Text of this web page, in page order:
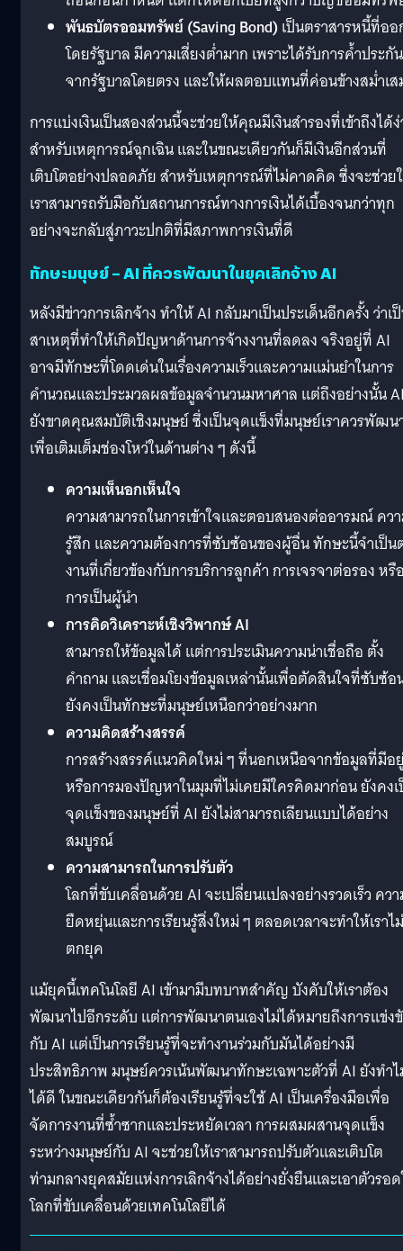
พันธบัตรออมทรัพย์ (Saving Bond)เป็นตราสารหนี้ที่อ
โดยรัฐบาล มีความเสี่ยงต่ำมาก เพราะได้รับการค้ำประกัน
จากรัฐบาลโดยตรง และให้ผลตอบแทนที่ค่อนข้างสม่ำเ
การแบ่งเงินเป็นสองส่วนนี้จะช่วยให้คุณมีเงินสำรองที่เข้าถึงได้
สำหรับเหตุการณ์ฉุกเฉิน และในขณะเดียวกันก็มีเงินอีกส่วนที่
เติบโตอย่างปลอดภัย สำหรับเหตุการณ์ที่ไม่คาดคิด ซึ่งจะช่วย
เราสามารถรับมือกับสถานการณ์ทางการเงินได้เบื้องจนกว่าทุก
อย่างจะกลับสู่ภาวะปกติที่มีสภาพการเงินที่ดี
ทักษะมนุษย์ – AI ที่ควรพัฒนาในยุคเลิกจ้าง AI
หลังมีข่าวการเลิกจ้าง ทำให้ AI กลับมาเป็นประเด็นอีกครั้ง ว่าเ
สาเหตุที่ทำให้เกิดปัญหาด้านการจ้างงานที่ลดลง จริงอยู่ที่ AI
อาจมีทักษะที่โดดเด่นในเรื่องความเร็วและความแม่นยำในการ
คำนวณและประมวลผลข้อมูลจำนวนมหาศาล แต่ถึงอย่างนั้น
ยังขาดคุณสมบัติเชิงมนุษย์ ซึ่งเป็นจุดแข็งที่มนุษย์เราควรพัฒน
เพื่อเติมเต็มช่องโหว่ในด้านต่าง ๆ ดังนี้
ความเห็นอกเห็นใจ
ความสามารถในการเข้าใจและตอบสนองต่ออารมณ์ คว
รู้สึก และความต้องการที่ซับซ้อนของผู้อื่น ทักษะนี้จำเป็
งานที่เกี่ยวข้องกับการบริการลูกค้า การเจรจาต่อรอง หรื
การเป็นผู้นำ
การคิดวิเคราะห์เชิงวิพากษ์ AI
สามารถให้ข้อมูลได้ แต่การประเมินความน่าเชื่อถือ ตั้ง
คำถาม และเชื่อมโยงข้อมูลเหล่านั้นเพื่อตัดสินใจที่ซับซ้อ
ยังคงเป็นทักษะที่มนุษย์เหนือกว่าอย่างมาก
ความคิดสร้างสรรค์
การสร้างสรรค์แนวคิดใหม่ ๆ ที่นอกเหนือจากข้อมูลที่มีอ
หรือการมองปัญหาในมุมที่ไม่เคยมีใครคิดมาก่อน ยังคง
จุดแข็งของมนุษย์ที่ AI ยังไม่สามารถเลียนแบบได้อย่าง
สมบูรณ์
ความสามารถในการปรับตัว
โลกที่ขับเคลื่อนด้วย AI จะเปลี่ยนแปลงอย่างรวดเร็ว คว
ยืดหยุ่นและการเรียนรู้สิ่งใหม่ ๆ ตลอดเวลาจะทำให้เราไม่
ตกยุค
แม้ยุคนี้เทคโนโลยี AI เข้ามามีบทบาทสำคัญ บังคับให้เราต้อง
พัฒนาไปอีกระดับ แต่การพัฒนาตนเองไม่ได้หมายถึงการแข่ง
กับ AI แต่เป็นการเรียนรู้ที่จะทำงานร่วมกับมันได้อย่างมี
ประสิทธิภาพ มนุษย์ควรเน้นพัฒนาทักษะเฉพาะตัวที่ AI ยังทำ
ได้ดี ในขณะเดียวกันก็ต้องเรียนรู้ที่จะใช้ AI เป็นเครื่องมือเพื่อ
จัดการงานที่ซ้ำซากและประหยัดเวลา การผสมผสานจุดแข็ง
ระหว่างมนุษย์กับ AI จะช่วยให้เราสามารถปรับตัวและเติบโต
ท่ามกลางยุคสมัยแห่งการเลิกจ้างได้อย่างยั่งยืนและเอาตัวรอ
โลกที่ขับเคลื่อนด้วยเทคโนโลยีได้